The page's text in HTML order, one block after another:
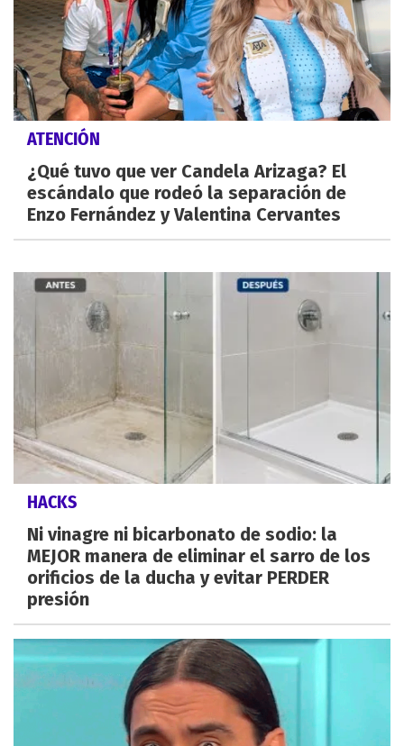
ATENCIÓN
¿Qué tuvo que ver Candela Arizaga? El
escándalo que rodeó la separación de
Enzo Fernández y Valentina Cervantes
HACKS
Ni vinagre ni bicarbonato de sodio: la
MEJOR manera de eliminar el sarro de los
orificios de la ducha y evitar PERDER
presión